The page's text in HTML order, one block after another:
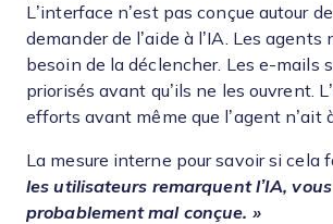
L’interface n’est pas conçue autour
demander de l’aide à l’IA. Les agents
besoin de la déclencher. Les e-mails
priorisés avant qu’ils ne les ouvrent.
efforts avant même que l’agent n’ait
La mesure interne pour savoir si cela
les utilisateurs remarquent l’IA, vous
probablement mal conçue. »